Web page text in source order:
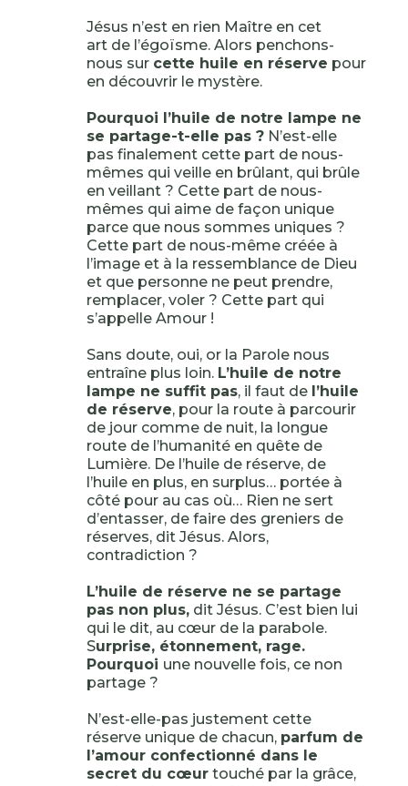
Jésus n’est en rien Maître en cet
art de l’égoïsme. Alors penchons-
nous sur cette huile en réserve pour
en découvrir le mystère.
Pourquoi l’huile de notre lampe ne
se partage-t-elle pas ?N’est-elle
pas finalement cette part de nous-
mêmes qui veille en brûlant, qui brûle
en veillant ? Cette part de nous-
mêmes qui aime de façon unique
parce que nous sommes uniques ?
Cette part de nous-même créée à
l’image et à la ressemblance de Dieu
et que personne ne peut prendre,
remplacer, voler ? Cette part qui
s’appelle Amour !
Sans doute, oui, or la Parole nous
entraîne plus loin. L’huile de notre
lampe ne suffit pas, il faut de l’huile
de réserve, pour la route à parcourir
de jour comme de nuit, la longue
route de l’humanité en quête de
Lumière. De l’huile de réserve, de
l’huile en plus, en surplus… portée à
côté pour au cas où… Rien ne sert
d’entasser, de faire des greniers de
réserves, dit Jésus. Alors,
contradiction ?
L’huile de réserve ne se partage
pas non plus,dit Jésus. C’est bien lui
qui le dit, au cœur de la parabole.
Surprise, étonnement, rage.
Pourquoi une nouvelle fois, ce non
partage ?
N’est-elle-pas justement cette
réserve unique de chacun, parfum de
l’amour confectionné dans le
secret du cœurtouché par la grâce,